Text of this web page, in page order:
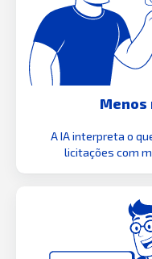
Menos
A IA interpreta o
licitações com